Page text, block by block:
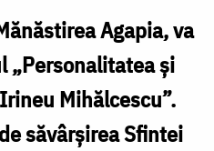
Agapia, va
„Personalitatea și
Mihălcescu”.
săvârșirea Sfintei